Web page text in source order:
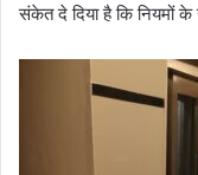
संकेत दे दिया है कि नियमों के